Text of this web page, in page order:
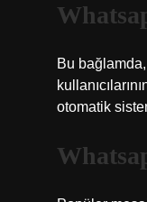
Bu
otomatik